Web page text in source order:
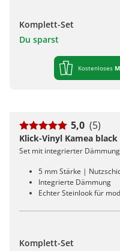
Komplett-Set
Du sparst
Kostenloses
5,0 (5)
Klick-Vinyl Kamea black
Set mit integrierter
5 mm Stärke |
Integrierte Dämmung
Echter Steinlook für
Komplett-Set